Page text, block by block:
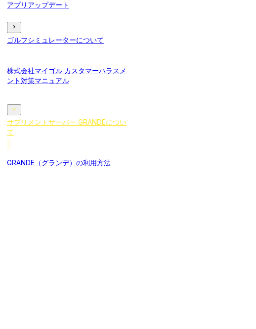
アプリアップデート
ゴルフシミュレーターについて
株式会社マイゴル カスタマーハラスメ
ント対策マニュアル
サプリメントサーバー GRANDEについ
て
GRANDE（グランデ）の利用方法